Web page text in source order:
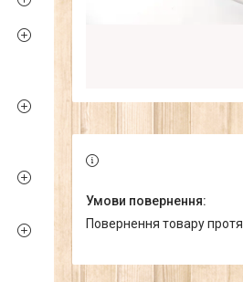
повернення товару